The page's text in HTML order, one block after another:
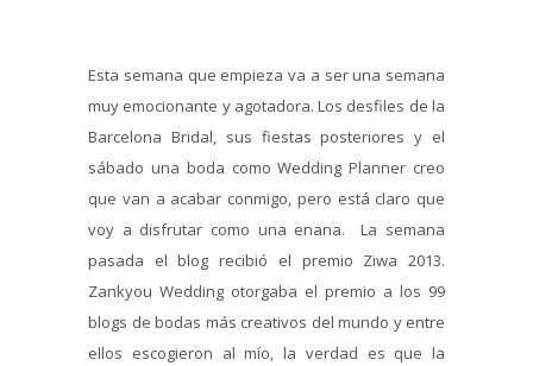
Esta semana que empieza va a ser una semana
muy emocionante y agotadora. Los desfiles de la
Barcelona Bridal, sus fiestas posteriores y el
sábado una boda como Wedding Planner creo
que van a acabar conmigo, pero está claro que
voy a disfrutar como una enana. La semana
pasada el blog recibió el premio Ziwa 2013.
Zankyou Wedding otorgaba el premio a los 99
blogs de bodas más creativos del mundo y entre
ellos escogieron al mío, la verdad es que la